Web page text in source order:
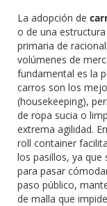
La adopción de
o de una
primaria de
volúmenes de
fundamental es la
carros son los
(housekeeping),
de ropa sucia o
extrema agilidad.
roll container
los pasillos, ya que
para pasar
paso público,
de malla que